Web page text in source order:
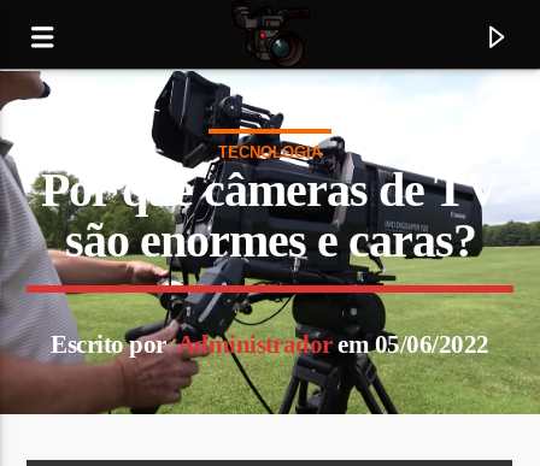
Rádio TV
Rádio TV
TECNOLOGIA
Por que câmeras de TV
são enormes e caras?
Escrito porAdministradorem 05/06/2022